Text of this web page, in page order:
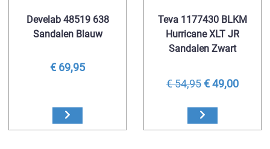
Develab 48519 638
Sandalen Blauw
€ 69,95
Teva 1177430 BLKM
Hurricane XLT JR
Sandalen Zwart
€ 54,95€ 49,00